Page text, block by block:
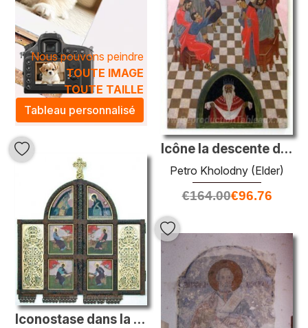
manqueront pas d’éveiller les sens et d’initier des
conversations passionnantes.
Nous pouvons peindre
TOUTE IMAGE
TOUTE TAILLE
Tableau personnalisé
Icône la descente du Saint-Esprit
Petro Kholodny (Elder)
€164.00€96.76
Iconostase dans la chapelle du Saint-Esprit du séminaire théolog